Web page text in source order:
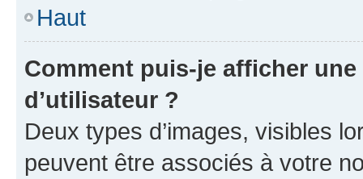
Haut
Comment puis-je afficher
d’utilisateur ?
Deux types d’images, visibles
peuvent être associés à votre